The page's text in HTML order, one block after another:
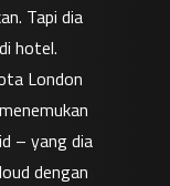
Tapi dia
hotel.
London
– yang dia
dengan